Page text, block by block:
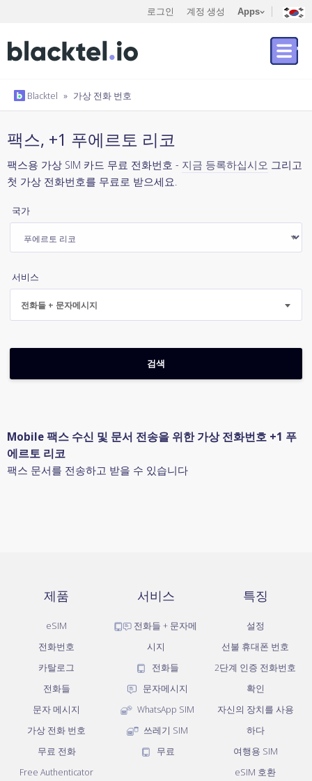
로그인 계정 생성 Apps
Blacktel » 가상 전화 번호
팩스, +1 푸에르토 리코
팩스용 가상 SIM 카드 무료 전화번호 - 지금 등록하십시오 그리고
첫 가상 전화번호를 무료로 받으세요.
국가
서비스
전화들 + 문자메시지
Mobile 팩스 수신 및 문서 전송을 위한 가상 전화번호 +1 푸
에르토 리코
팩스 문서를 전송하고 받을 수 있습니다
제품
eSIM
전화번호
카탈로그
전화들
문자 메시지
가상 전화 번호
무료 전화
Free Authenticator
서비스
전화들 + 문자메
시지
전화들
문자메시지
WhatsApp SIM
쓰레기 SIM
무료
특징
설정
선불 휴대폰 번호
2단계 인증 전화번호
확인
자신의 장치를 사용
하다
여행용 SIM
eSIM 호환